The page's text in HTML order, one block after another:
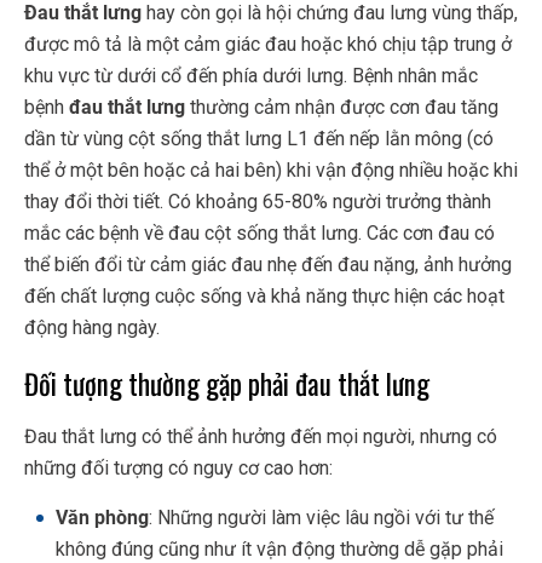
Đau thắt lưng hay còn gọi là hội chứng đau lưng vùng thấp,
được mô tả là một cảm giác đau hoặc khó chịu tập trung ở
khu vực từ dưới cổ đến phía dưới lưng. Bệnh nhân mắc
bệnh đau thắt lưng thường cảm nhận được cơn đau tăng
dần từ vùng cột sống thắt lưng L1 đến nếp lằn mông (có
thể ở một bên hoặc cả hai bên) khi vận động nhiều hoặc khi
thay đổi thời tiết. Có khoảng 65-80% người trưởng thành
mắc các bệnh về đau cột sống thắt lưng. Các cơn đau có
thể biến đổi từ cảm giác đau nhẹ đến đau nặng, ảnh hưởng
đến chất lượng cuộc sống và khả năng thực hiện các hoạt
động hàng ngày.
Đối tượng thường gặp phải đau thắt lưng
Đau thắt lưng có thể ảnh hưởng đến mọi người, nhưng có
những đối tượng có nguy cơ cao hơn:
Văn phòng: Những người làm việc lâu ngồi với tư thế
không đúng cũng như ít vận động thường dễ gặp phải